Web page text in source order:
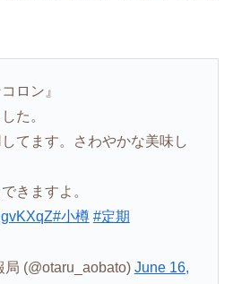
ロン』
た。
てます。さわやかな美味し
きますよ。
#小樽 #定期
(@otaru_aobato) June 16,